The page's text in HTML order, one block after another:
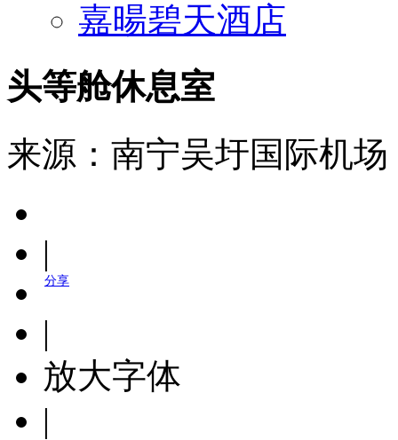
嘉暘碧天酒店
头等舱休息室
来源：南宁吴圩国际机场
|
分享
|
放大字体
|